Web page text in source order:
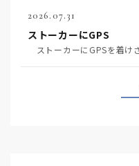
2026.07.31
ストーカーにGPS